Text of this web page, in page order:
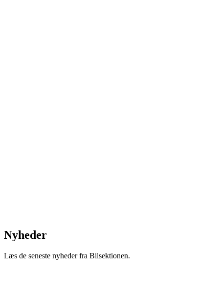
Nyheder
Læs de seneste nyheder fra Bilsektionen.